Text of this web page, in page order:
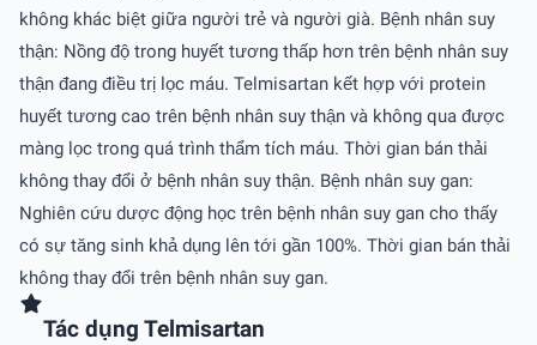
không khác biệt giữa người trẻ và người già. Bệnh nhân suy
thận: Nồng độ trong huyết tương thấp hơn trên bệnh nhân suy
thận đang điều trị lọc máu. Telmisartan kết hợp với protein
huyết tương cao trên bệnh nhân suy thận và không qua được
màng lọc trong quá trình thẩm tích máu. Thời gian bán thải
không thay đổi ở bệnh nhân suy thận. Bệnh nhân suy gan:
Nghiên cứu dược động học trên bệnh nhân suy gan cho thấy
có sự tăng sinh khả dụng lên tới gần 100%. Thời gian bán thải
không thay đổi trên bệnh nhân suy gan.
Tác dụng Telmisartan